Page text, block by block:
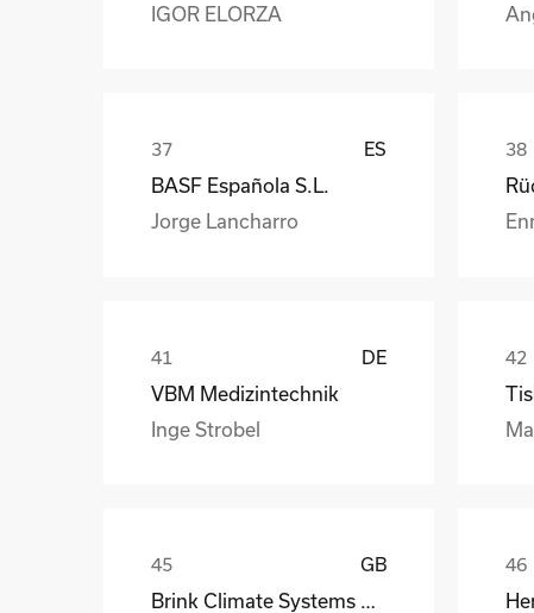
IGOR ELORZA
ES
BASF Española S.L.
Jorge Lancharro
DE
VBM Medizintechnik
Inge Strobel
GB